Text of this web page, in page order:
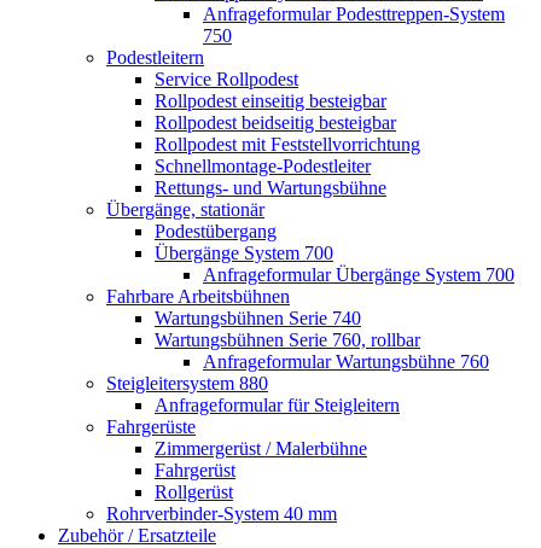
Anfrageformular Podesttreppen-System
750
Podestleitern
Service Rollpodest
Rollpodest einseitig besteigbar
Rollpodest beidseitig besteigbar
Rollpodest mit Feststellvorrichtung
Schnellmontage-Podestleiter
Rettungs- und Wartungsbühne
Übergänge, stationär
Podestübergang
Übergänge System 700
Anfrageformular Übergänge System 700
Fahrbare Arbeitsbühnen
Wartungsbühnen Serie 740
Wartungsbühnen Serie 760, rollbar
Anfrageformular Wartungsbühne 760
Steigleitersystem 880
Anfrageformular für Steigleitern
Fahrgerüste
Zimmergerüst / Malerbühne
Fahrgerüst
Rollgerüst
Rohrverbinder-System 40 mm
Zubehör / Ersatzteile